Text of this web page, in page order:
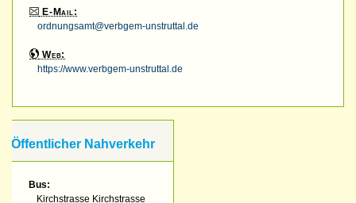
E-Mail:
ordnungsamt@verbgem-unstruttal.de
Web:
https://www.verbgem-unstruttal.de
Öffentlicher Nahverkehr
Bus:
Kirchstrasse Kirchstrasse